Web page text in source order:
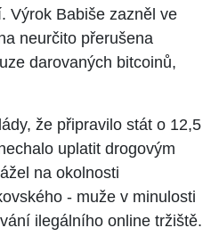
Výrok Babiše zazněl ve
neurčito přerušena
darovaných bitcoinů,
že připravilo stát o 12,5
uplatit drogovým
na okolnosti
- muže v minulosti
ilegálního online tržiště.